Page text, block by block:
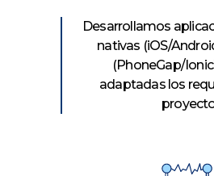
Desarrollamos
nativas (iOS/
(PhoneGap/
adaptadas los